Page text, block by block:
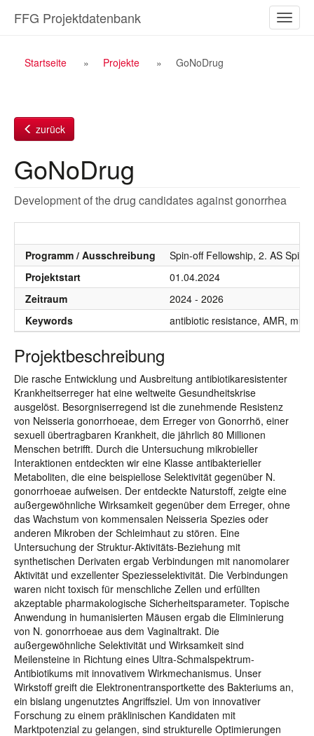
Inhalt
ein-/
FFG Projektdatenbank
Breadcrumb
Startseite Projekte GoNoDrug
zurück
GoNoDrug
Development of the drug candidates against gonorrhea
Programm / Ausschreibung
Spin-off Fellowship, 2. AS Spin
Projektstart
01.04.2024
Zeitraum
2024 - 2026
Keywords
antibiotic resistance, AMR,
Projektbeschreibung
Die rasche Entwicklung und Ausbreitung antibiotikaresistenter
Krankheitserreger hat eine weltweite Gesundheitskrise
ausgelöst. Besorgniserregend ist die zunehmende Resistenz
von Neisseria gonorrhoeae, dem Erreger von Gonorrhö, einer
sexuell übertragbaren Krankheit, die jährlich 80 Millionen
Menschen betrifft. Durch die Untersuchung mikrobieller
Interaktionen entdeckten wir eine Klasse antibakterieller
Metaboliten, die eine beispiellose Selektivität gegenüber N.
gonorrhoeae aufweisen. Der entdeckte Naturstoff, zeigte eine
außergewöhnliche Wirksamkeit gegenüber dem Erreger, ohne
das Wachstum von kommensalen Neisseria Spezies oder
anderen Mikroben der Schleimhaut zu stören. Eine
Untersuchung der Struktur-Aktivitäts-Beziehung mit
synthetischen Derivaten ergab Verbindungen mit nanomolarer
Aktivität und exzellenter Speziesselektivität. Die Verbindungen
waren nicht toxisch für menschliche Zellen und erfüllten
akzeptable pharmakologische Sicherheitsparameter. Topische
Anwendung in humanisierten Mäusen ergab die Eliminierung
von N. gonorrhoeae aus dem Vaginaltrakt. Die
außergewöhnliche Selektivität und Wirksamkeit sind
Meilensteine in Richtung eines Ultra-Schmalspektrum-
Antibiotikums mit innovativem Wirkmechanismus. Unser
Wirkstoff greift die Elektronentransportkette des Bakteriums an,
ein bislang ungenutztes Angriffsziel. Um von innovativer
Forschung zu einem präklinischen Kandidaten mit
Marktpotenzial zu gelangen, sind strukturelle Optimierungen